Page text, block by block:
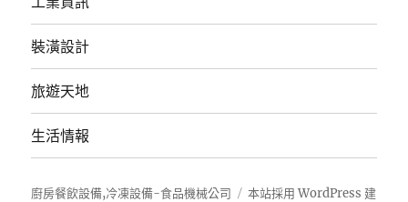
裝潢設計
旅遊天地
生活情報
廚房餐飲設備,冷凍設備-食品機械公司 本站採用 WordPress 建